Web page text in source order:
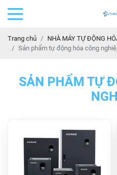
Trang chủ
NHÀ MÁY TỰ ĐỘNG
Sản phẩm tự động hóa công
SẢN PHẨM TỰ